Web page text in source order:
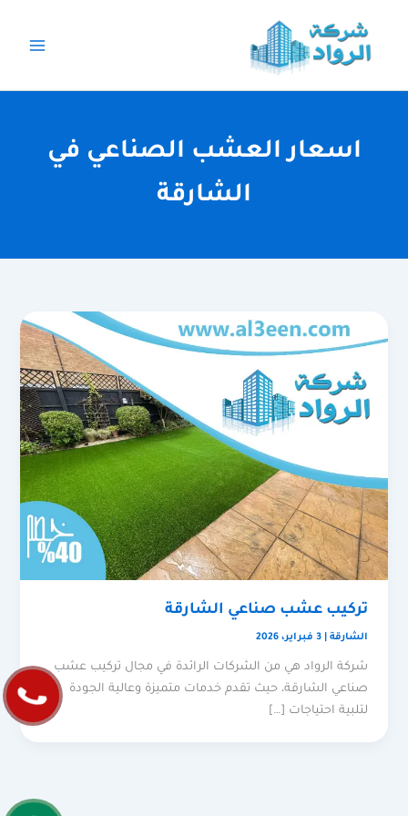
المحتوى
اسعار العشب الصناعي في
الشارقة
تركيب عشب صناعي الشارقة
الشارقة |3 فبراير، 2026
شركة الرواد هي من الشركات الرائدة في مجال تركيب عشب
صناعي الشارقة، حيث تقدم خدمات متميزة وعالية الجودة
لتلبية احتياجات […]